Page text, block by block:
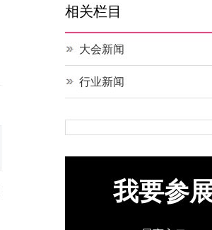
相关栏目
大会新闻
行业新闻
我要参